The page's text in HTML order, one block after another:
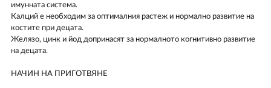
имунната система.
Калций е необходим за оптималния растеж и нормално развитие на
костите при децата.
Желязо, цинк и йод допринасят за нормалното когнитивно развитие
на децата.
НАЧИН НА ПРИГОТВЯНЕ